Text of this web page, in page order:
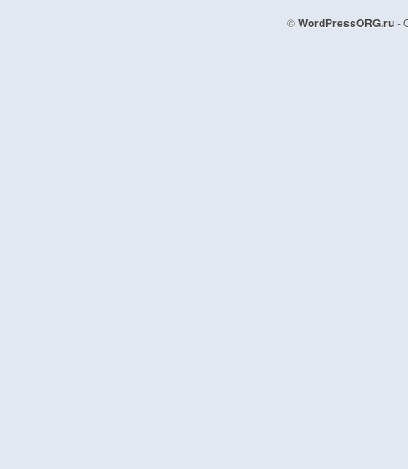
©WordPressORG.ru-